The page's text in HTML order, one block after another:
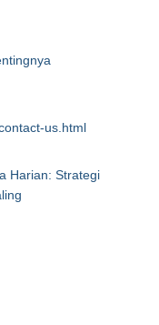
us.html
Harian: Strategi